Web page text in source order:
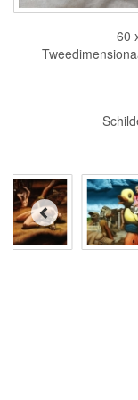
60